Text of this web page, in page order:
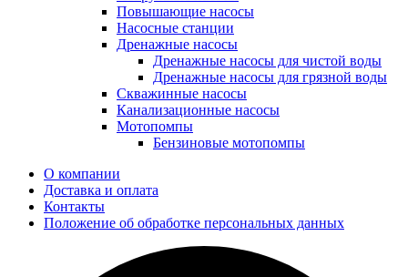
Повышающие насосы
Насосные станции
Дренажные насосы
Дренажные насосы для чистой воды
Дренажные насосы для грязной воды
Скважинные насосы
Канализационные насосы
Мотопомпы
Бензиновые мотопомпы
О компании
Доставка и оплата
Контакты
Положение об обработке персональных данных